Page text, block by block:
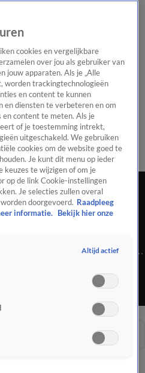
Het beste van Hart
Tip de
Tip de redactiePanelVideo's
te verbeteren omdat er een
Maar in dit dorp gebeurt het
zijn vuist de tanden uit haar
Deze kinderen wisten het
Editie
cookies en vergelijkbare
over jou als gebruiker van
jouw apparaten. Als je „Alle
worden trackingtechnologieën
en content te kunnen
en diensten te verbeteren en om
content te meten. Als je
of je toestemming intrekt,
uitgeschakeld. We gebruiken
cookies om de website goed te
Je kunt dit menu op ieder
keuzes te wijzigen of om je
op de link Cookie-instellingen
Je selecties zullen overal
doorgevoerd. Raadpleeg
informatie.
Bekijk hier onze
Altijd actief